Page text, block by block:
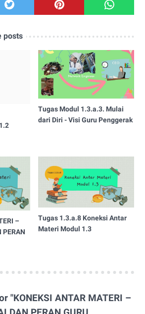
posts
Tugas Modul 1.3.a.3. Mulai
dari Diri - Visi Guru Penggerak
–
PERAN
Tugas 1.3.a.8 Koneksi Antar
Materi Modul 1.3
"KONEKSI ANTAR MATERI –